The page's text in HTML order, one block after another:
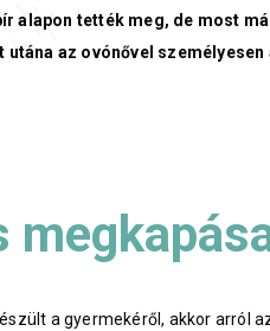
alapon tették meg, de most
az ovónővel személyesen
a gyermekéről, akkor arról